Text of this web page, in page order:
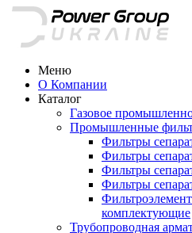
Меню
О Компании
Каталог
Газовое
Промышленные
Фильтры
Фильтры
Фильтры
Фильтры
комплектующие
Трубопроводная